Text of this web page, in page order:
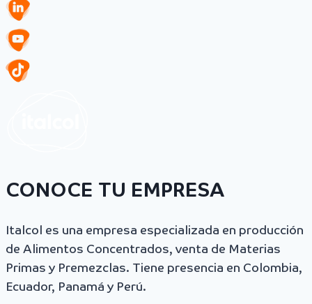
CONOCE TU EMPRESA
Italcol es una empresa especializada en producción
de Alimentos Concentrados, venta de Materias
Primas y Premezclas. Tiene presencia en Colombia,
Ecuador, Panamá y Perú.